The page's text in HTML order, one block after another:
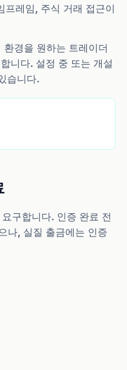
레임, 주식 거래 접근이
경을 원하는 트레이더
니다. 설정 중 또는 개설
습니다.
구합니다. 인증 완료 전
나, 실질 출금에는 인증